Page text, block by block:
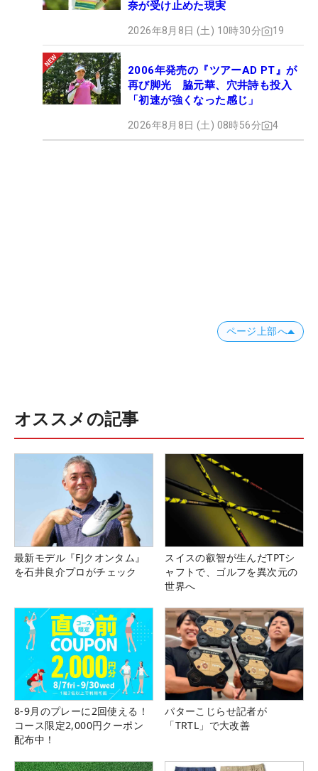
奈が受け止めた現実
2026年8月8日 (土) 10時30分 19
2006年発売の『ツアーAD PT』が
再び脚光 脇元華、穴井詩も投入
「初速が強くなった感じ」
2026年8月8日 (土) 08時56分 4
ページ上部へ
オススメの記事
最新モデル『FJクオンタム』
を石井良介プロがチェック
スイスの叡智が生んだTPTシ
ャフトで、ゴルフを異次元の
世界へ
8-9月のプレーに2回使える！
コース限定2,000円クーポン
配布中！
パターこじらせ記者が
「TRTL」で大改善